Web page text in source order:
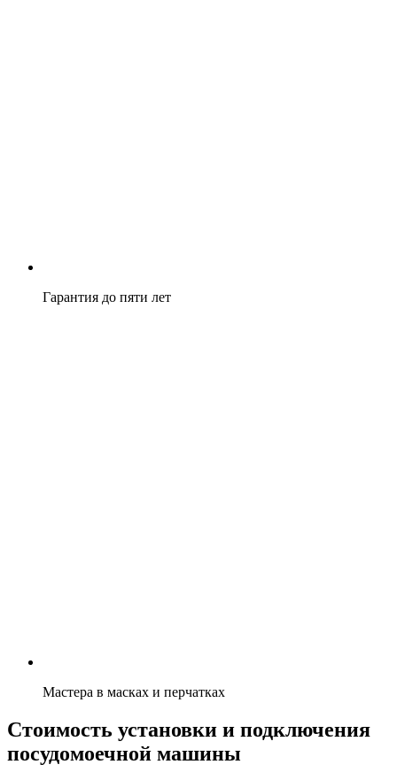
Гарантия до пяти лет
Мастера в масках и перчатках
Стоимость установки и подключения
посудомоечной машины